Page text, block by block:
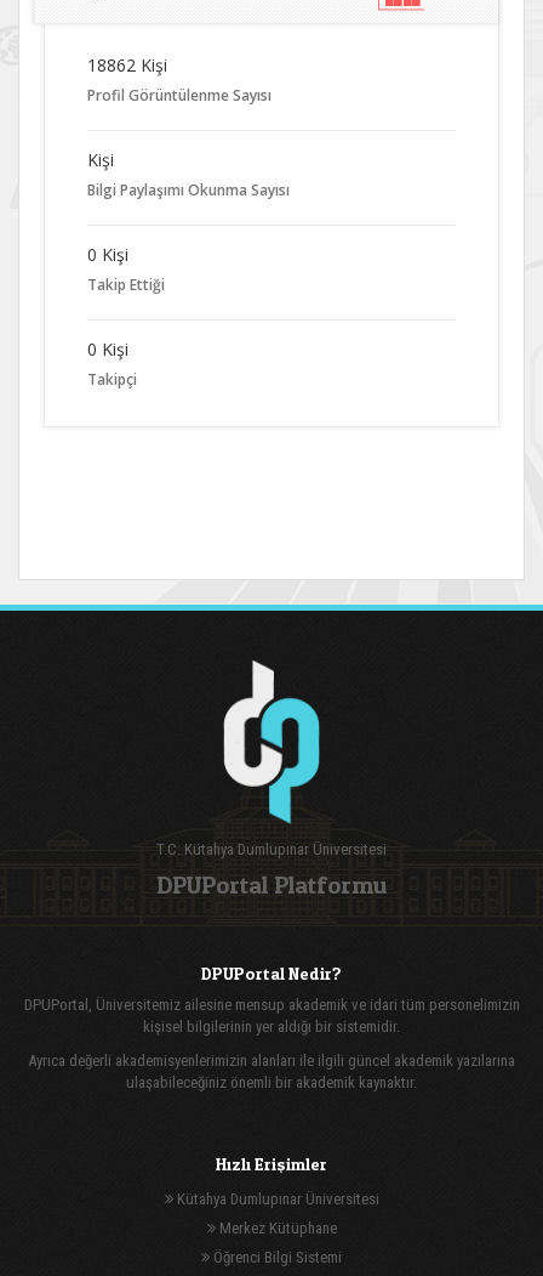
18862 Kişi
Profil Görüntülenme Sayısı
Kişi
Bilgi Paylaşımı Okunma Sayısı
0 Kişi
Takip Ettiği
0 Kişi
Takipçi
T.C. Kütahya Dumlupınar Üniversitesi
DPUPortal Platformu
DPUPortal Nedir?
DPUPortal, Üniversitemiz ailesine mensup akademik ve idari tüm personelimizin
kişisel bilgilerinin yer aldığı bir sistemidir.
Ayrıca değerli akademisyenlerimizin alanları ile ilgili güncel akademik yazılarına
ulaşabileceğiniz önemli bir akademik kaynaktır.
Hızlı Erişimler
Kütahya Dumlupınar Üniversitesi
Merkez Kütüphane
Öğrenci Bilgi Sistemi